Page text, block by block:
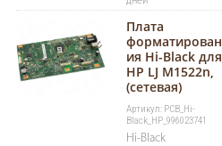
Плата
форматирован
ия Hi-Black для
HP LJ M1522n,
(сетевая)
Артикул: PCB_Hi-
Black_HP_996023741
Hi-Black